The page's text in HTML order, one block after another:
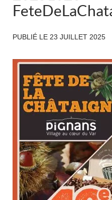
PUBLIÉ LE 23 JUILLET 2025